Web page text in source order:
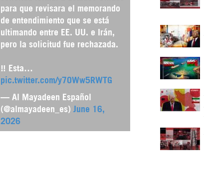
para que revisara el memorando
de entendimiento que se está
ultimando entre EE. UU. e Irán,
pero la solicitud fue rechazada.
‼️ Esta…
pic.twitter.com/y7OWw5RWTG
— Al Mayadeen Español
(@almayadeen_es) June 16,
2026